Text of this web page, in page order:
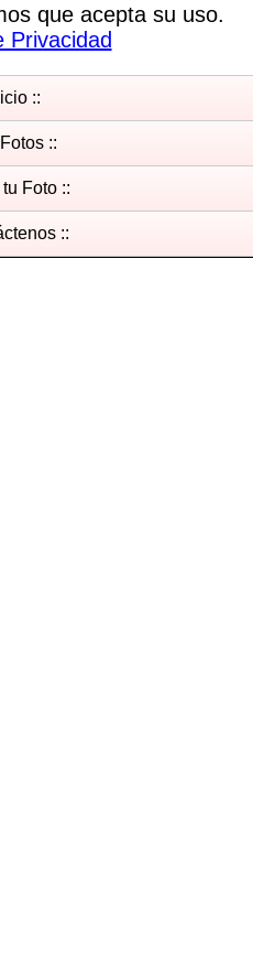
que acepta su uso.
Privacidad
::
::
Foto ::
::